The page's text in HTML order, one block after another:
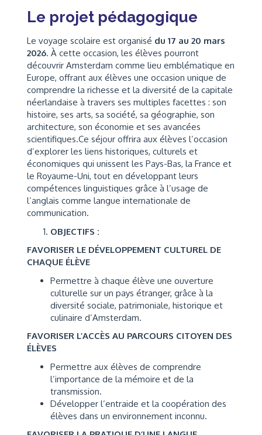
Le projet pédagogique
Le voyage scolaire est organisé du 17 au 20 mars
2026. À cette occasion, les élèves pourront
découvrir Amsterdam comme lieu emblématique en
Europe, offrant aux élèves une occasion unique de
comprendre la richesse et la diversité de la capitale
néerlandaise à travers ses multiples facettes : son
histoire, ses arts, sa société, sa géographie, son
architecture, son économie et ses avancées
scientifiques.Ce séjour offrira aux élèves l’occasion
d’explorer les liens historiques, culturels et
économiques qui unissent les Pays-Bas, la France et
le Royaume-Uni, tout en développant leurs
compétences linguistiques grâce à l’usage de
l’anglais comme langue internationale de
communication.
OBJECTIFS :
FAVORISER LE DÉVELOPPEMENT CULTUREL DE
CHAQUE ÉLÈVE
Permettre à chaque élève une ouverture
culturelle sur un pays étranger, grâce à la
diversité sociale, patrimoniale, historique et
culinaire d’Amsterdam.
FAVORISER L’ACCÈS AU PARCOURS CITOYEN DES
ÉLÈVES
Permettre aux élèves de comprendre
l’importance de la mémoire et de la
transmission.
Développer l’entraide et la coopération des
élèves dans un environnement inconnu.